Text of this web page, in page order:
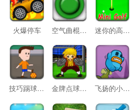
火爆停车 空气曲棍球对垒 迷你的高尔夫
技巧踢球进洞 金牌点球大战 飞扬的小胖怪